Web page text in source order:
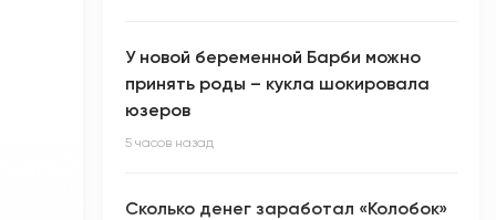
У новой беременной Барби можно
принять роды – кукла шокировала
юзеров
5 часов назад
Сколько денег заработал «Колобок»